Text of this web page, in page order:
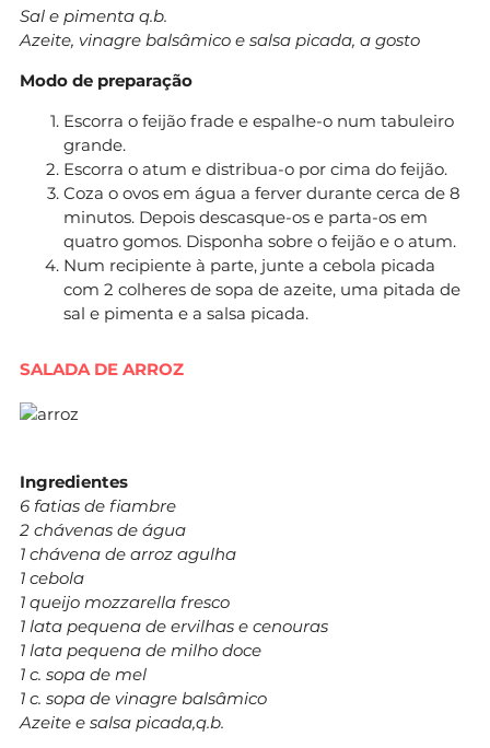
Sal e pimenta q.b.
Azeite, vinagre balsâmico e salsa picada, a gosto
Modo de preparação
Escorra o feijão frade e espalhe-o num tabuleiro
grande.
Escorra o atum e distribua-o por cima do feijão.
Coza o ovos em água a ferver durante cerca de 8
minutos. Depois descasque-os e parta-os em
quatro gomos. Disponha sobre o feijão e o atum.
Num recipiente à parte, junte a cebola picada
com 2 colheres de sopa de azeite, uma pitada de
sal e pimenta e a salsa picada.
SALADA DE ARROZ
Ingredientes
6 fatias de fiambre
2 chávenas de água
1 chávena de arroz agulha
1 cebola
1 queijo mozzarella fresco
1 lata pequena de ervilhas e cenouras
1 lata pequena de milho doce
1 c. sopa de mel
1 c. sopa de vinagre balsâmico
Azeite e salsa picada,q.b.